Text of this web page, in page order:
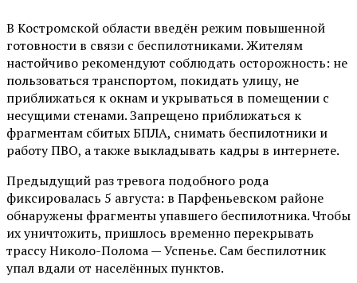
В Костромской области введён режим повышенной
готовности в связи с беспилотниками. Жителям
настойчиво рекомендуют соблюдать осторожность: не
пользоваться транспортом, покидать улицу, не
приближаться к окнам и укрываться в помещении с
несущими стенами. Запрещено приближаться к
фрагментам сбитых БПЛА, снимать беспилотники и
работу ПВО, а также выкладывать кадры в интернете.
Предыдущий раз тревога подобного рода
фиксировалась 5 августа: в Парфеньевском районе
обнаружены фрагменты упавшего беспилотника. Чтобы
их уничтожить, пришлось временно перекрывать
трассу Николо-Полома — Успенье. Сам беспилотник
упал вдали от населённых пунктов.